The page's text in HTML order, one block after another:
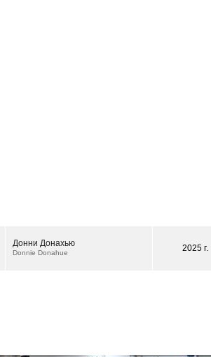
Донни Донахью
Donnie Donahue 2025 г.